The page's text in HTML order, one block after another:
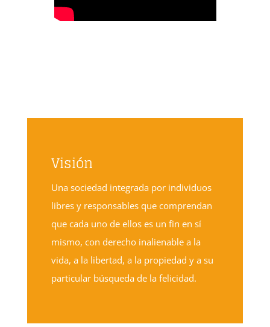
Visión
Una sociedad integrada por individuos
libres y responsables que comprendan
que cada uno de ellos es un fin en sí
mismo, con derecho inalienable a la
vida, a la libertad, a la propiedad y a su
particular búsqueda de la felicidad.